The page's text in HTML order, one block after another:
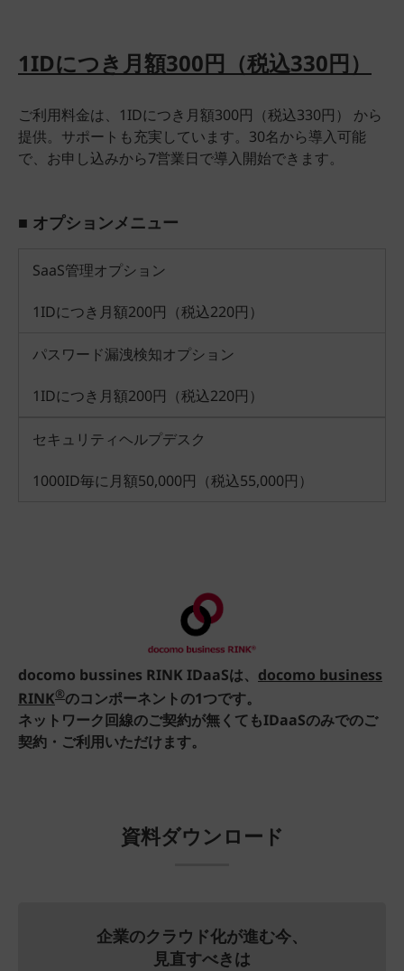
1IDにつき月額300円（税込330円）
ご利用料金は、1IDにつき月額300円（税込330円） から
提供。サポートも充実しています。30名から導入可能
で、お申し込みから7営業日で導入開始できます。
■ オプションメニュー
SaaS管理オプション
1IDにつき月額200円（税込220円）
パスワード漏洩検知オプション
1IDにつき月額200円（税込220円）
セキュリティヘルプデスク
1000ID毎に月額50,000円（税込55,000円）
docomo bussines RINK IDaaSは、 docomo business
RINK®のコンポーネントの1つです。
ネットワーク回線のご契約が無くてもIDaaSのみでのご
契約・ご利用いただけます。
資料ダウンロード
企業のクラウド化が進む今、
見直すべきは